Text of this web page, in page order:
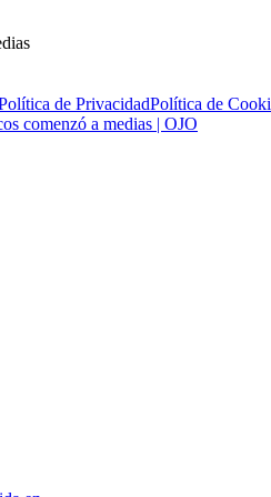
de PrivacidadPolítica de